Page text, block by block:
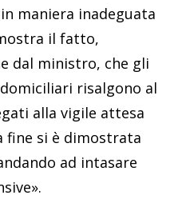
maniera inadeguata
il fatto,
dal ministro, che gli
risalgono al
alla vigile attesa
fine si è dimostrata
ad intasare